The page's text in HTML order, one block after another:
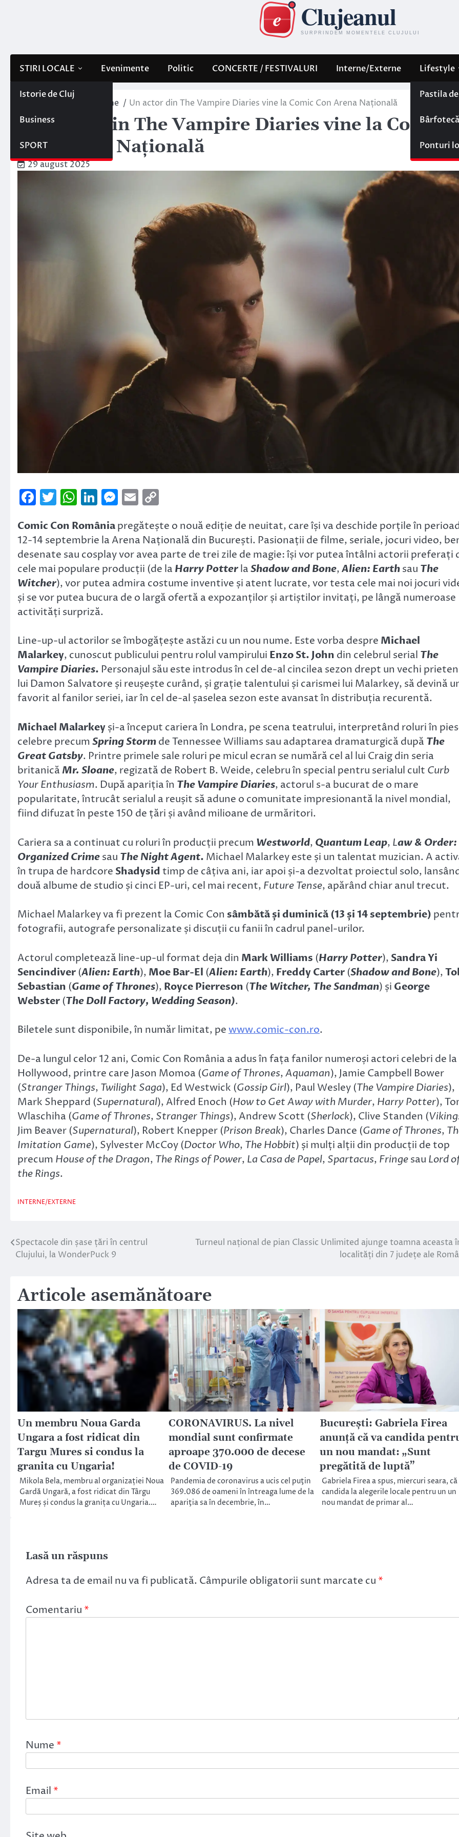
STIRI LOCALE
Istorie de Cluj
Business
SPORT
Evenimente Politic CONCERTE / FESTIVALURI Interne/Externe Lifestyle
Pastila
Bârfotecă
Ponturi
Interne/Externe Un actor din The Vampire Diaries vine la Comic Con Arena Națională
Un actor din The Vampire Diaries vine la Comic
Con Arena Națională
29 august 2025
Facebook
Twitter
WhatsApp
LinkedIn
Messenger
Email
Comic Con Româniapregătește o nouă ediție de neuitat, care își va deschide porțile în
12-14 septembrie la Arena Națională din București. Pasionații de filme, seriale, jocuri video,
desenate sau cosplay vor avea parte de trei zile de magie: își vor putea întâlni actorii preferați
cele mai populare producții (de la Harry PotterlaShadow and Bone,Alien: Earthsau The
Witcher), vor putea admira costume inventive și atent lucrate, vor testa cele mai noi jocuri
și se vor putea bucura de o largă ofertă a expozanților și artiștilor invitați, pe lângă numeroase
activități surpriză.
Line-up-ul actorilor se îmbogățește astăzi cu un nou nume. Este vorba despre Michael
Malarkey, cunoscut publicului pentru rolul vampirului Enzo St. John din celebrul serial The
Vampire Diaries. Personajul său este introdus în cel de-al cincilea sezon drept un vechi
lui Damon Salvatore și reușește curând, și grație talentului și carismei lui Malarkey, să devină
favorit al fanilor seriei, iar în cel de-al șaselea sezon este avansat în distribuția recurentă.
Michael Malarkeyși-a început cariera în Londra, pe scena teatrului, interpretând roluri în
celebre precumSpring Stormde Tennessee Williams sau adaptarea dramaturgică după The
Great Gatsby. Printre primele sale roluri pe micul ecran se numără cel al lui Craig din seria
britanică Mr. Sloane, regizată de Robert B. Weide, celebru în special pentru serialul cult Curb
Your Enthusiasm. După apariția în The Vampire Diaries, actorul s-a bucurat de o mare
popularitate, întrucât serialul a reușit să adune o comunitate impresionantă la nivel mondial,
fiind difuzat în peste 150 de țări și având milioane de urmăritori.
Cariera sa a continuat cu roluri în producții precum Westworld, Quantum Leap, Law & Order:
Organized Crimesau The Night Agent. Michael Malarkey este și un talentat muzician. A
în trupa de hardcore Shadysidtimp de câțiva ani, iar apoi și-a dezvoltat proiectul solo,
două albume de studio și cinci EP-uri, cel mai recent, Future Tense, apărând chiar anul trecut.
Michael Malarkey va fi prezent la Comic Con sâmbătă și duminică (13 și 14 septembrie)
fotografii, autografe personalizate și discuții cu fanii în cadrul panel-urilor.
Actorul completează line-up-ul format deja din Mark Williams (Harry Potter), Sandra Yi
Sencindiver(Alien: Earth), Moe Bar-El (Alien: Earth), Freddy Carter(Shadow and Bone),
Sebastian (Game of Thrones), Royce Pierreson (The Witcher, The Sandman) și George
Webster(The Doll Factory, Wedding Season).
Biletele sunt disponibile, în număr limitat, pewww.comic-con.ro.
De-a lungul celor 12 ani, Comic Con România a adus în fața fanilor numeroși actori celebri de la
Hollywood, printre care Jason Momoa (Game of Thrones,Aquaman), Jamie Campbell Bower
(Stranger Things, Twilight Saga), Ed Westwick (Gossip Girl), Paul Wesley (The Vampire Diaries),
Mark Sheppard (Supernatural), Alfred Enoch (How to Get Away with Murder, Harry Potter),
Wlaschiha (Game of Thrones, Stranger Things), Andrew Scott (Sherlock), Clive Standen (
Jim Beaver (Supernatural), Robert Knepper (Prison Break), Charles Dance (Game of Thrones,
Imitation Game), Sylvester McCoy (Doctor Who, The Hobbit) și mulți alții din producții de top
precum House of the Dragon, The Rings of Power, La Casa de Papel, Spartacus, Fringesau Lord
the Rings.
INTERNE/EXTERNE
Navigare
Spectacole din șase țări în centrul
Clujului, la WonderPuck 9
Turneul național de pian Classic Unlimited ajunge toamna aceasta
localități din 7 județe ale
Articole asemănătoare
Un membru Noua Garda
Ungara a fost ridicat din
Targu Mures si condus la
granita cu Ungaria!
Mikola Bela, membru al organizației Noua
Gardă Ungară, a fost ridicat din Târgu
Mureș și condus la granița cu Ungaria.…
CORONAVIRUS. La nivel
mondial sunt confirmate
aproape 370.000 de decese
de COVID-19
Pandemia de coronavirus a ucis cel puţin
369.086 de oameni în întreaga lume de la
apariţia sa în decembrie, în…
București: Gabriela Firea
anunță că va candida
un nou mandat: „Sunt
pregătită de luptă”
Gabriela Firea a spus, miercuri seara, că
candida la alegerile locale pentru un un
nou mandat de primar al…
Lasă un răspuns
Adresa ta de email nu va fi publicată. Câmpurile obligatorii sunt marcate cu *
Comentariu *
Nume *
Email *